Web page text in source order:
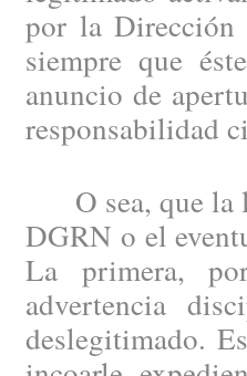
por la Dirección
siempre que
anuncio de
responsabilidad
O sea, que la
DGRN o el
La primera,
advertencia
deslegitimado.